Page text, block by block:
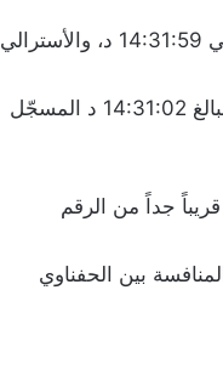
وحقق الحفناوي زمناً قدره 14:31:54 دقيقة، متقدماً على الأميركي بوبي فينكي 14:31:59 د، والأسترالي
وكان الوقت الذي سجّله الحفناوي أقل من ثانية من الرقم القياسي العالمي البالغ 14:31:02 د المسجّل
جداً من الرقم
بين الحفناوي